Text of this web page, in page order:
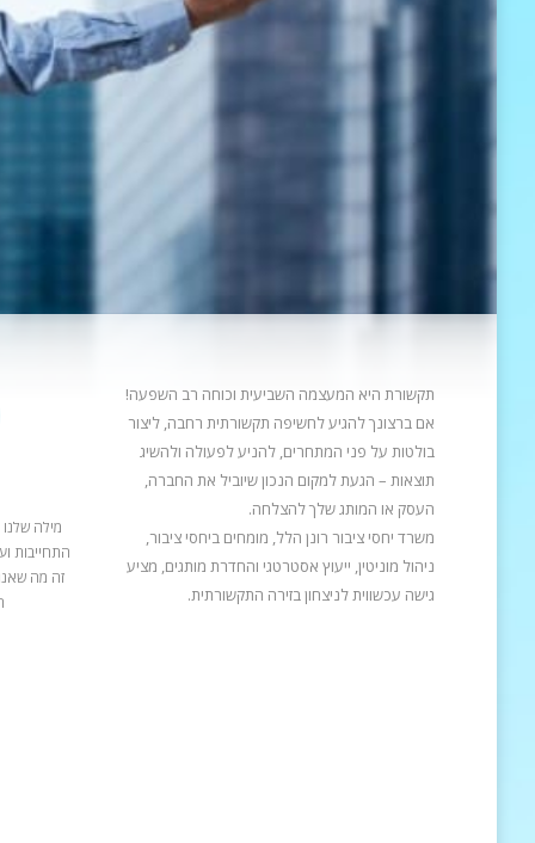
מילה
התחייבות
זה מה
תקשורת היא המעצמה השביעית וכוחה רב השפעה!
אם ברצונך להגיע לחשיפה תקשורתית רחבה, ליצור
בולטות על פני המתחרים, להניעלפעולה ולהשיג
תוצאות – הגעת למקום הנכון שיוביל את החברה,
העסק או המותג שלך להצלחה.
משרד יחסי ציבור רונן הלל, מומחים ביחסי ציבור,
ניהול מוניטין, ייעוץ אסטרטגי והחדרת מותגים, מציע
גישה עכשווית לניצחון בזירה התקשורתית.